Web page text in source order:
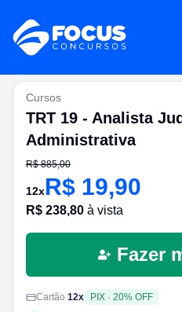
Cursos
TRT 19 - Analista
Administrativa
R$885,00
12xR$ 19,90
R$ 238,80 à vista
Fazer
Cartão 12x PIX · 20% OFF